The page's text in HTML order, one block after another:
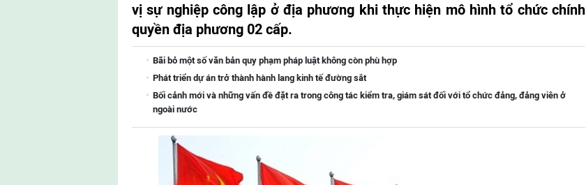
vị sự nghiệp công lập ở địa phương khi thực hiện mô hình tổ chức chính
quyền địa phương 02 cấp.
Bãi bỏ một số văn bản quy phạm pháp luật không còn phù hợp
Phát triển dự án trở thành hành lang kinh tế đường sắt
Bối cảnh mới và những vấn đề đặt ra trong công tác kiểm tra, giám sát đối với tổ chức đảng, đảng viên ở
ngoài nước